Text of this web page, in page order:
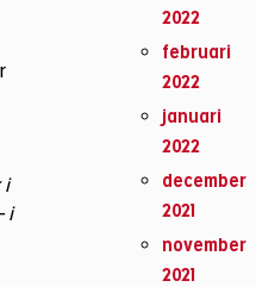
i
i
2022
februari
2022
januari
2022
december
2021
november
2021